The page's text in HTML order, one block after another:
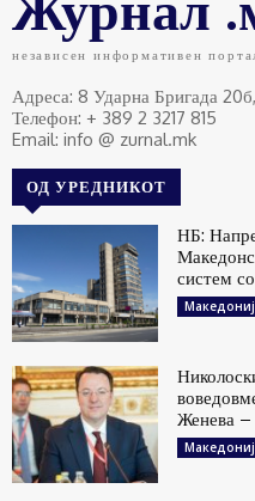
независен информативен
Адреса: 8 Ударна Бригада
Телефон: + 389 2 3217 815
Email: info @ zurnal.mk
ОД УРЕДНИКОТ
НБ:
систем
Женева –